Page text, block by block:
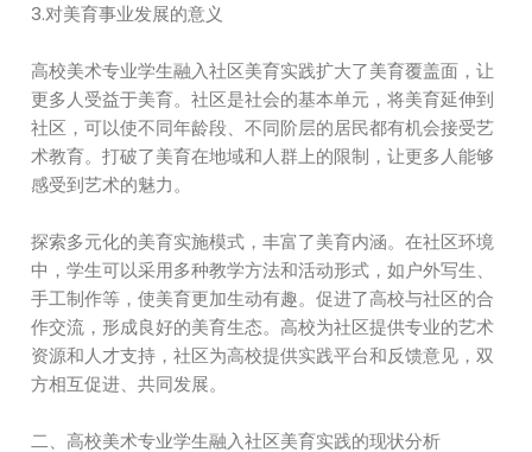
3.对美育事业发展的意义
高校美术专业学生融入社区美育实践扩大了美育覆盖面，让
更多人受益于美育。社区是社会的基本单元，将美育延伸到
社区，可以使不同年龄段、不同阶层的居民都有机会接受艺
术教育。打破了美育在地域和人群上的限制，让更多人能够
感受到艺术的魅力。
探索多元化的美育实施模式，丰富了美育内涵。在社区环境
中，学生可以采用多种教学方法和活动形式，如户外写生、
手工制作等，使美育更加生动有趣。促进了高校与社区的合
作交流，形成良好的美育生态。高校为社区提供专业的艺术
资源和人才支持，社区为高校提供实践平台和反馈意见，双
方相互促进、共同发展。
二、高校美术专业学生融入社区美育实践的现状分析